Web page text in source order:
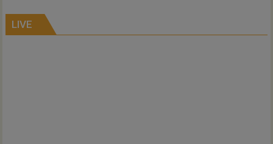
Hardenberg
LIVE